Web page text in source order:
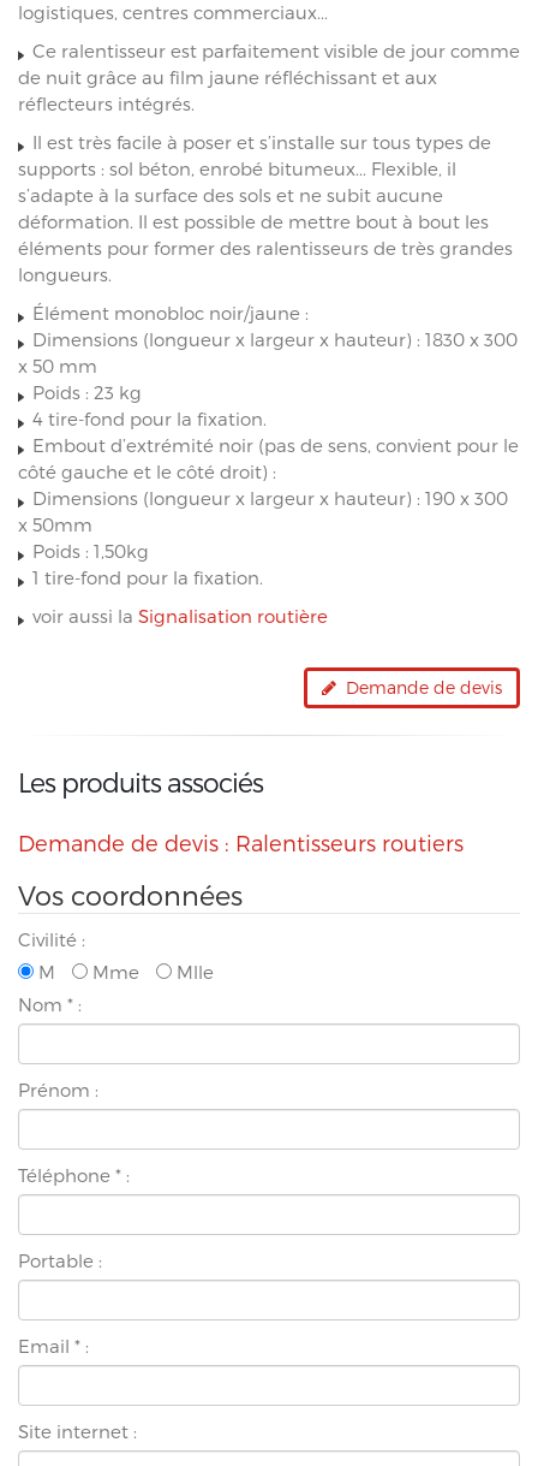
logistiques, centres commerciaux...
Ce ralentisseur est parfaitement visible de jour comme
de nuit grâce au film jaune réfléchissant et aux
réflecteurs intégrés.
Il est très facile à poser et s’installe sur tous types de
supports : sol béton, enrobé bitumeux... Flexible, il
s’adapte à la surface des sols et ne subit aucune
déformation. Il est possible de mettre bout à bout les
éléments pour former des ralentisseurs de très grandes
longueurs.
Élément monobloc noir/jaune :
Dimensions (longueur x largeur x hauteur) : 1830 x 300
x 50 mm
Poids : 23 kg
4 tire-fond pour la fixation.
Embout d’extrémité noir (pas de sens, convient pour le
côté gauche et le côté droit) :
Dimensions (longueur x largeur x hauteur) : 190 x 300
x 50mm
Poids : 1,50kg
1 tire-fond pour la fixation.
voir aussi la Signalisation routière
Demande de devis
Les produits associés
Demande de devis : Ralentisseurs routiers
Vos coordonnées
Civilité :
M
Mme
Mlle
Nom * :
Prénom :
Téléphone * :
Portable :
Email * :
Site internet :